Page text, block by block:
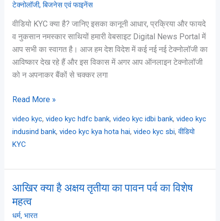
टेक्नोलॉजी,बिजनेस एवं फाइनेंस
वीडियो KYC क्या है? जानिए इसका कानूनी आधार, प्रक्रिया और फायदे
व नुकसान नमस्कार साथियों हमारी वेबसाइट Digital News Portal में
आप सभी का स्वागत है। आज हम देश विदेश में कई नई नई टेक्नोलॉजी का
आविष्कार देख रहे हैं और इस विकास में अगर आप ऑनलाइन टेक्नोलॉजी
को न अपनाकर बैंकों से चक्कर लगा
नुकसान
Read More »
video kyc, video kyc hdfc bank, video kyc idbi bank, video kyc
indusind bank, video kyc kya hota hai, video kyc sbi,वीडियो
KYC
आखिर क्या है अक्षय तृतीया का पावन पर्व का विशेष
महत्व
धर्म, भारत
आखिर
क्या
है